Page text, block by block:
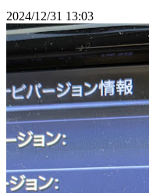
2024/12/31 13:03